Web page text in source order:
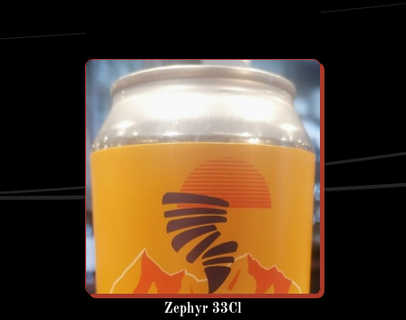
Zephyr 33Cl